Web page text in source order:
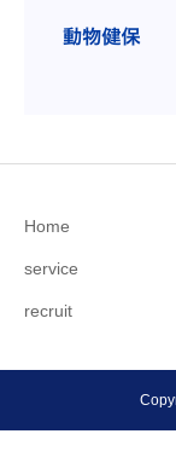
Home
service
recruit